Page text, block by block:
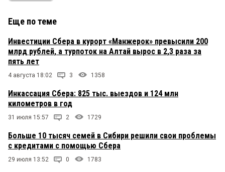
Еще по теме
Инвестиции Сбера в курорт «Манжерок» превысили 200
млрд рублей, а турпоток на Алтай вырос в 2,3 раза за
пять лет
4 августа 18:02 3 1358
Инкассация Сбера: 825 тыс. выездов и 124 млн
километров в год
31 июля 15:57 2 1729
Больше 10 тысяч семей в Сибири решили свои проблемы
с кредитами с помощью Сбера
29 июля 13:52 0 1783